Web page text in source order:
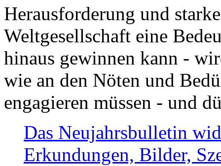
Herausforderung und
Weltgesellschaft eine
hinaus gewinnen kann -
wie an den Nöten und
engagieren müssen - und
Das Neujahrsbulletin
Erkundungen, Bilder,